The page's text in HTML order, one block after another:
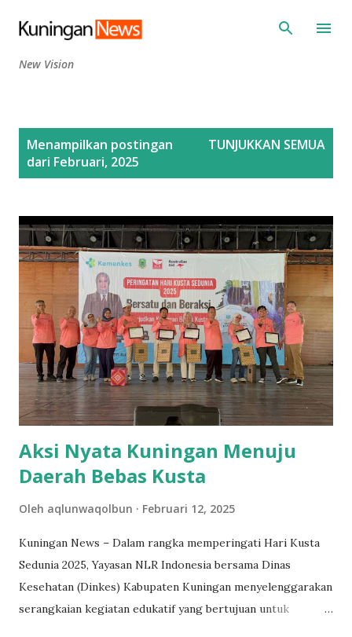
Langsung ke konten utama
New Vision
Menampilkan postingan
dari Februari, 2025
TUNJUKKAN SEMUA
Aksi Nyata Kuningan Menuju
Daerah Bebas Kusta
Oleh aqlunwaqolbun Februari 12, 2025
Kuningan News – Dalam rangka memperingati Hari Kusta
Sedunia 2025, Yayasan NLR Indonesia bersama Dinas
Kesehatan (Dinkes) Kabupaten Kuningan menyelenggarakan
serangkaian kegiatan edukatif yang bertujuan untuk